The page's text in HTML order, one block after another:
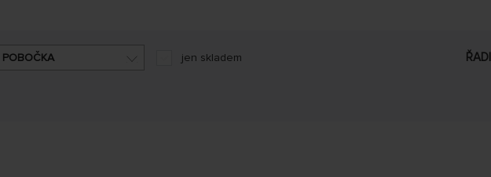
POBOČKA jen skladem